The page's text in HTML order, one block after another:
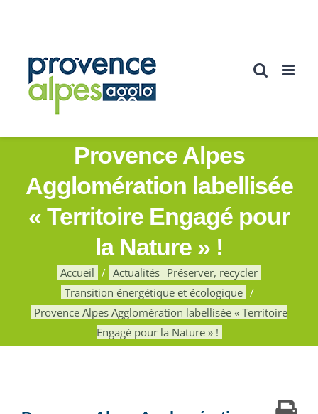
Provence Alpes
Agglomération labellisée
« Territoire Engagé pour
la Nature » !
Accueil Actualités Préserver, recycler
Transition énergétique et écologique
Provence Alpes Agglomération labellisée « Territoire
Engagé pour la Nature » !